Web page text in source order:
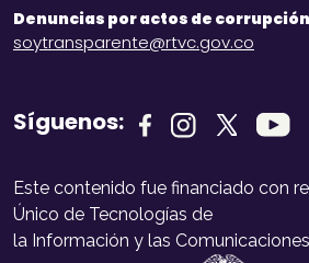
Denuncias por actos de
soytransparente@rtvc.gov.co
Síguenos:
Este contenido fue financiado con
Único de Tecnologías de
la Información y las